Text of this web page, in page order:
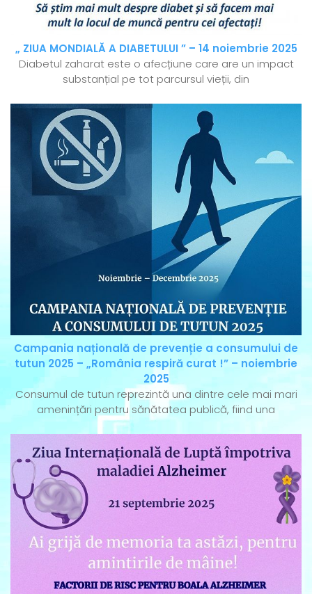
„ ZIUA MONDIALĂ A DIABETULUI ” – 14 noiembrie 2025
Diabetul zaharat este o afecțiune care are un impact
substanțial pe tot parcursul vieții, din
Campania națională de prevenție a consumului de
tutun 2025 – „România respiră curat !” – noiembrie
2025
Consumul de tutun reprezintă una dintre cele mai mari
amenințări pentru sănătatea publică, fiind una